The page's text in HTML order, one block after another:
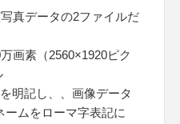
真データの2ファイルだ
画素（2560×1920ピク
明記し、、画像データ
ームをローマ字表記に